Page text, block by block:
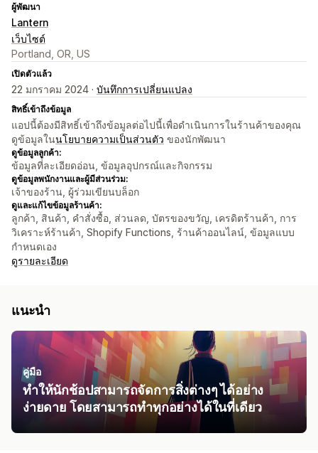
ผู้พัฒนา
Lantern
เว็บไซต์
Portland, OR, US
เปิดตัวแล้ว
22 มกราคม 2024 · บันทึกการเปลี่ยนแปลง
สิทธิ์เข้าถึงข้อมูล
แอปนี้ต้องมีสิทธิ์เข้าถึงข้อมูลต่อไปนี้เพื่อดำเนินการในร้านค้าของคุณ
ดูข้อมูลในนโยบายความเป็นส่วนตัว ของนักพัฒนา
ดูข้อมูลลูกค้า:
ข้อมูลที่ละเอียดอ่อน, ข้อมูลอุปกรณ์และกิจกรรม
ดูข้อมูลพนักงานและผู้มีส่วนร่วม:
เจ้าของร้าน, ผู้ร่วมเขียนบล็อก
ดูและแก้ไขข้อมูลร้านค้า:
ลูกค้า, สินค้า, คำสั่งซื้อ, ส่วนลด, บัตรของขวัญ, เครดิตร้านค้า, การ
วิเคราะห์ร้านค้า, Shopify Functions, ร้านค้าออนไลน์, ข้อมูลแบบ
กำหนดเอง
ดูรายละเอียด
แนะนำ
คู่มือ
ทำให้นักช้อปสามารถจัดการสิ่งต่างๆ ได้อย่าง
ง่ายดาย โดยสามารถทำทุกอย่างได้ในที่เดียว